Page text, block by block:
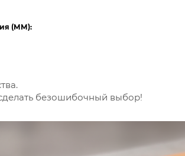
(ММ):
безошибочный выбор!